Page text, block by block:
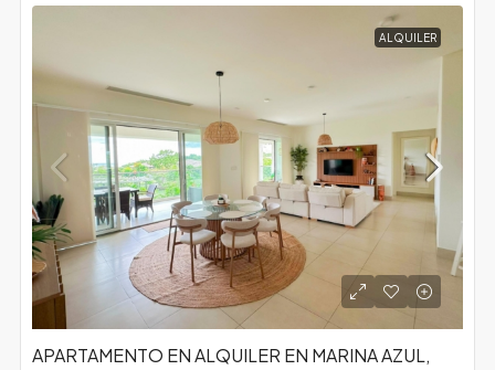
ALQUILER
APARTAMENTO EN ALQUILER EN MARINA AZUL,